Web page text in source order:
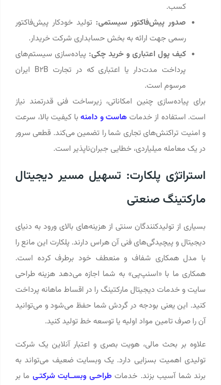
کسب.
صدور پیش‌فاکتور سیستمی:تولید خودکار پیش‌فاکتور
رسمی جهت ارائه به بخش حسابداری شرکت خریدار.
کیف پول اعتباری و خرید چکی:پیاده‌سازی سیستم‌های
پرداخت مدت‌دار یا اعتباری که در تجارت B2B ایران
مرسوم است.
برای پیاده‌سازی چنین امکاناتی، زیرساخت فنی قدرتمند نیاز
است. استفاده از خدماتهاست و دامنهبا کیفیت بالا، سرعت
و امنیت تراکنش‌های تجاری شما را تضمین می‌کند. قطعی سرور
در یک معامله میلیاردی، خطایی جبران‌ناپذیر است.
استراتژی پلکارت: تسهیل مسیر دیجیتال
مارکتینگ صنعتی
بسیاری از تولیدکنندگان سنتی از هزینه‌های بالای ورود به دنیای
دیجیتال و پیچیدگی‌های فنی آن هراس دارند. پلکارت این مانع را
با مدل همکاری شفاف و منعطف خود برطرف کرده است.
همکاری ما با «اسنپ‌پی» به شما اجازه می‌دهد هزینه طراحی
سایت و خدمات دیجیتال مارکتینگ را در اقساط ماهانه پرداخت
کنید. این یعنی بودجه در گردش شما حفظ می‌شود و می‌توانید
آن را صرف تامین مواد اولیه یا توسعه خط تولید کنید.
علاوه بر بحث مالی، هویت بصری و اعتبار آنلاین یک شرکت
تولیدی اهمیت بسزایی دارد. یک وبسایت ضعیف می‌تواند به
برند شما آسیب بزند. خدماتطراحـی وبســایت شرکتـیما بر